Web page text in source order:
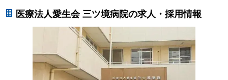
医療法人愛生会 三ツ境病院の求人・採用情報